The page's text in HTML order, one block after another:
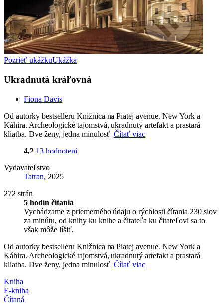
Pozrieť ukážkuUkážka
Ukradnutá kráľovná
Fiona Davis
Od autorky bestselleru Knižnica na Piatej avenue. New York a
Káhira. Archeologické tajomstvá, ukradnutý artefakt a prastará
kliatba. Dve ženy, jedna minulosť. Čítať viac
4,2 13 hodnotení
Vydavateľstvo
Tatran, 2025
272 strán
5 hodín čítania
Vychádzame z priemerného údaju o rýchlosti čítania 230 slov
za minútu, od knihy ku knihe a čitateľa ku čitateľovi sa to
však môže líšiť.
Od autorky bestselleru Knižnica na Piatej avenue. New York a
Káhira. Archeologické tajomstvá, ukradnutý artefakt a prastará
kliatba. Dve ženy, jedna minulosť. Čítať viac
Kniha
E-kniha
Čítaná